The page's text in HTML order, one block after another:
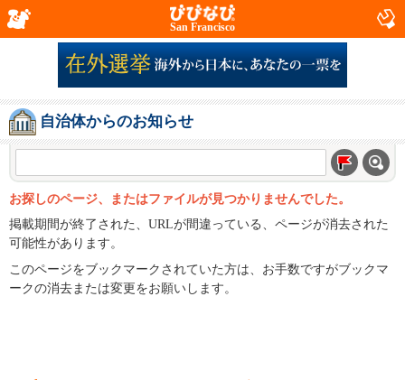
San Francisco
自治体からのお知らせ
お探しのページ、またはファイルが見つかりませんでした。
掲載期間が終了された、URLが間違っている、ページが消去された
可能性があります。
このページをブックマークされていた方は、お手数ですがブックマ
ークの消去または変更をお願いします。